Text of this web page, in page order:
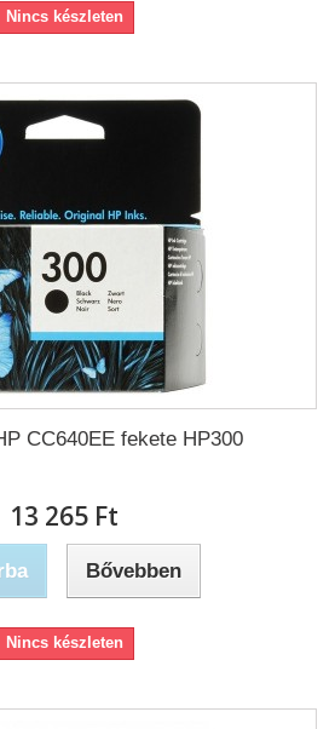
Nincs készleten
CC640EE fekete HP300
13 265 Ft‎
Bővebben
Nincs készleten